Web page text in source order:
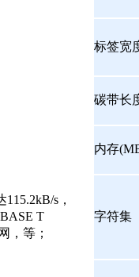
标签宽
碳带长
内存
s，
T
，等；
字符集